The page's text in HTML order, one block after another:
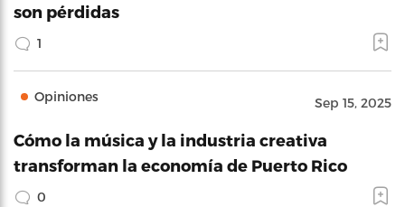
son pérdidas
1
Opiniones Sep 15, 2025
Cómo la música y la industria creativa
transforman la economía de Puerto Rico
0